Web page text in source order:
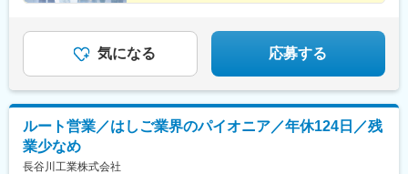
気になる 応募する
ルート営業／はしご業界のパイオニア／年休124日／残
業少なめ
長谷川工業株式会社